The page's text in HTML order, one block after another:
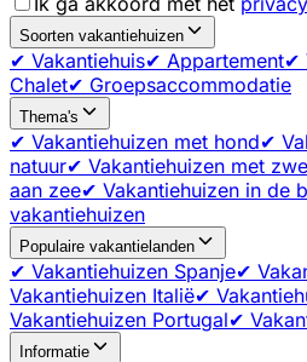
Soorten vakantiehuizen
✔ Vakantiehuis✔ Appartement✔
Chalet✔ Groepsaccommodatie
Thema's
✔ Vakantiehuizen met hond✔
natuur✔ Vakantiehuizen met
aan zee✔ Vakantiehuizen in de
vakantiehuizen
Populaire vakantielanden
✔ Vakantiehuizen Spanje✔
Vakantiehuizen Italië✔
Vakantiehuizen Portugal✔
Informatie